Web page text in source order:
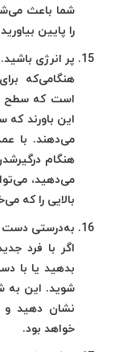
شما باعث
را پایین
پر انرژی باشید.
هنگامی‌که
است که سطح
این باورند که
می‌دهند. با
هنگام
می‌دهید،
بالایی را که
به‌درستی دست‌
اگر با فرد
بدهید یا با
شوید. این به
نشان دهید و
خواهد بود.